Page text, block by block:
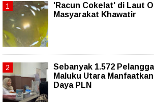
'Racun Cokelat' di Laut
Masyarakat Khawatir
Sebanyak 1.572
Maluku Utara
Daya PLN